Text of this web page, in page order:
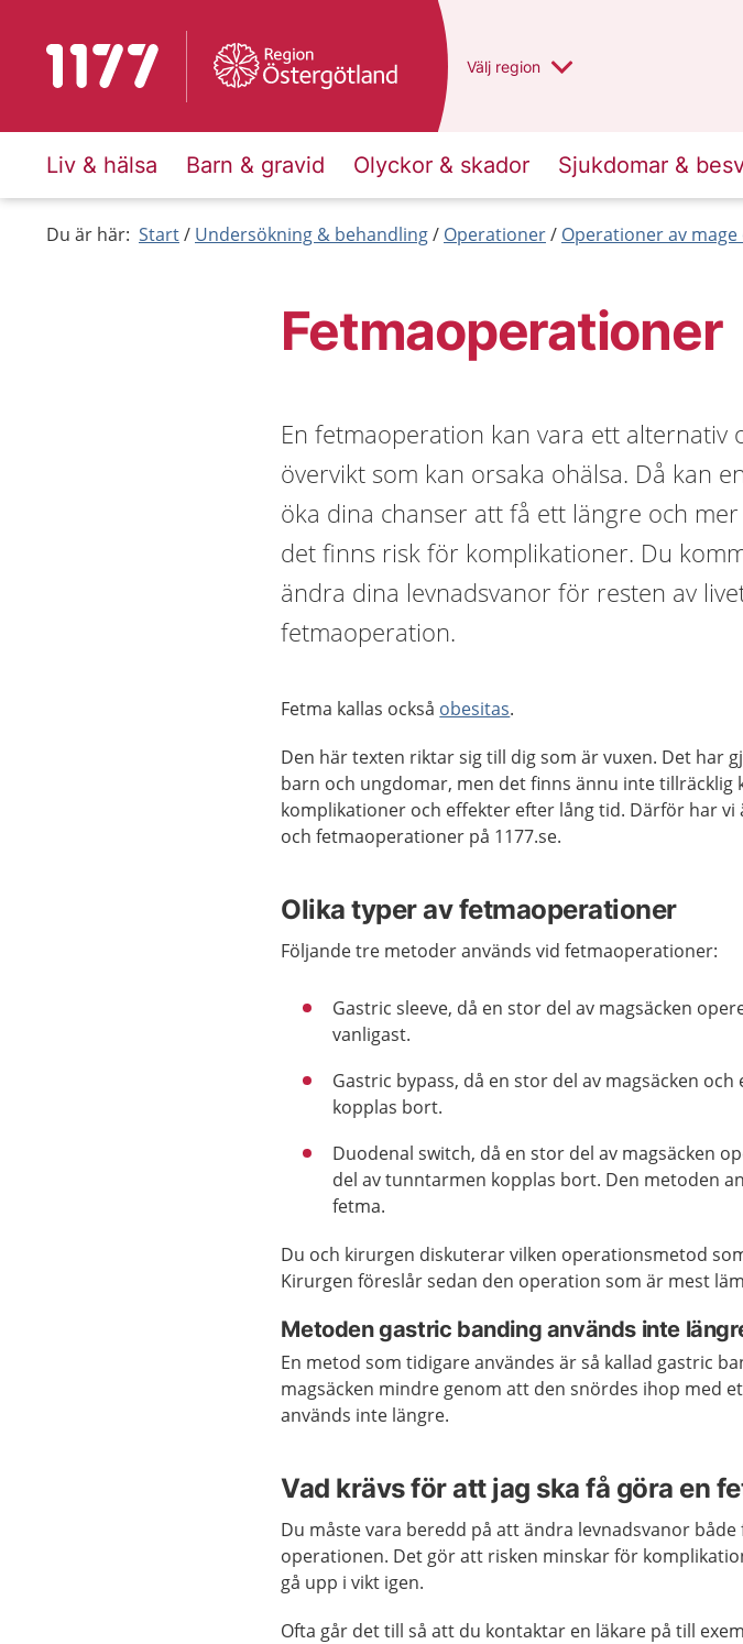
Till startsidan för 1177 Du har valt region
Välj en annan
region
Liv & hälsa Barn & gravid Olyckor & skador Sjukdomar &
Du är här: Start Undersökning & behandling Operationer Operationer av
Fetmaoperationer
En fetmaoperation kan vara ett alternativ
övervikt som kan orsaka ohälsa. Då kan
öka dina chanser att få ett längre och
det finns risk för komplikationer. Du
ändra dina levnadsvanor för resten av
fetmaoperation.
Fetma kallas också obesitas.
Den här texten riktar sig till dig som är vuxen. Det har
barn och ungdomar, men det finns ännu inte tillräcklig
komplikationer och effekter efter lång tid. Därför har
och fetmaoperationer på 1177.se.
Olika typer av fetmaoperationer
Följande tre metoder används vid fetmaoperationer:
Gastric sleeve, då en stor del av magsäcken
vanligast.
Gastric bypass, då en stor del av magsäcken
kopplas bort.
Duodenal switch, då en stor del av magsäcken
del av tunntarmen kopplas bort. Den metoden
fetma.
Du och kirurgen diskuterar vilken operationsmetod
Kirurgen föreslår sedan den operation som är mest
Metoden gastric banding används inte
En metod som tidigare användes är så kallad gastric
magsäcken mindre genom att den snördes ihop med
används inte längre.
Vad krävs för att jag ska få göra en
Du måste vara beredd på att ändra levnadsvanor
operationen. Det gör att risken minskar för
gå upp i vikt igen.
Ofta går det till så att du kontaktar en läkare på till